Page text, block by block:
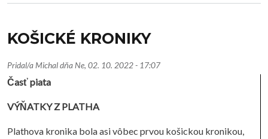
KOŠICKÉ KRONIKY
Pridal/a Michaldňa Ne, 02. 10. 2022 - 17:07
Časť piata
VÝŇATKY Z PLATHA
Plathova kronika bola asi vôbec prvou košickou kronikou,